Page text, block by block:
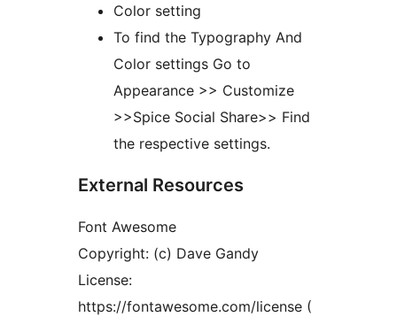
Color setting
To find the Typography And
Color settings Go to
Appearance >> Customize
>>Spice Social Share>> Find
the respective settings.
External Resources
Font Awesome
Copyright: (c) Dave Gandy
License:
https://fontawesome.com/license (